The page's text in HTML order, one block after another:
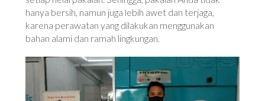
hanya bersih, namun juga lebih awet dan terjaga,
karena perawatan yang dilakukan menggunakan
bahan alami dan ramah lingkungan.